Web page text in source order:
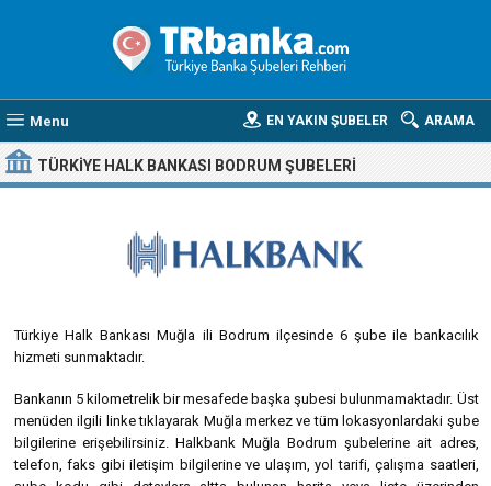
Menu ARAMA
EN YAKIN ŞUBELER
TÜRKIYE HALK BANKASI BODRUM ŞUBELERI
Türkiye Halk Bankası Muğla ili Bodrum ilçesinde 6 şube ile bankacılık
hizmeti sunmaktadır.
Bankanın 5 kilometrelik bir mesafede başka şubesi bulunmamaktadır. Üst
menüden ilgili linke tıklayarak Muğla merkez ve tüm lokasyonlardaki şube
bilgilerine erişebilirsiniz. Halkbank Muğla Bodrum şubelerine ait adres,
telefon, faks gibi iletişim bilgilerine ve ulaşım, yol tarifi, çalışma saatleri,